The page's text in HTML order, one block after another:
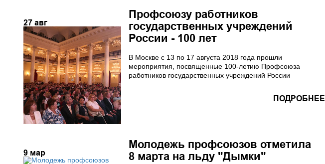
27 авг
Профсоюзу работников
государственных учреждений
России - 100 лет
В Москве с 13 по 17 августа 2018 года прошли
мероприятия, посвященные 100-летию Профсоюза
работников государственных учреждений России
ПОДРОБНЕЕ
9 мар
Молодежь профсоюзов отметила
8 марта на льду "Дымки"